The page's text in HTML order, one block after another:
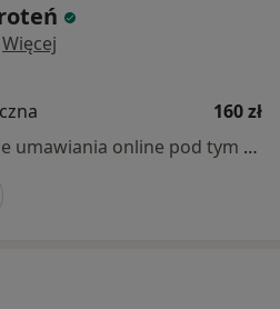
Więcej
160 zł
Specjalista nie oferuje umawiania online pod tym adresem.